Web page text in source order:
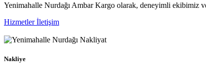
Yenimahalle Nurdağı Ambar Kargo olarak, deneyimli ekibimiz
Hizmetlerİletişim
Nakliye